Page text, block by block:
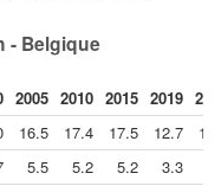
- Belgique
2005 2010 2015 2019
16.5 17.4 17.5 12.7
5.5 5.2 5.2 3.3